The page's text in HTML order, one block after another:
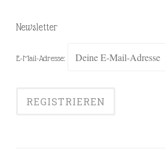
Newsletter
E-Mail-Adresse: